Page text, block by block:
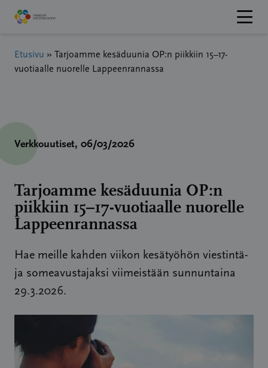
Hyppää
sisältöön
Etusivu »
Tarjoamme kesäduunia OP:n piikkiin 15–17-
vuotiaalle nuorelle Lappeenrannassa
Verkkouutiset, 06/03/2026
Tarjoamme kesäduunia OP:n
piikkiin 15–17-vuotiaalle nuorelle
Lappeenrannassa
Hae meille kahden viikon kesätyöhön viestintä-
ja someavustajaksi viimeistään sunnuntaina
29.3.2026.